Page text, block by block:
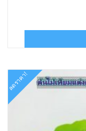
ลดราคา!